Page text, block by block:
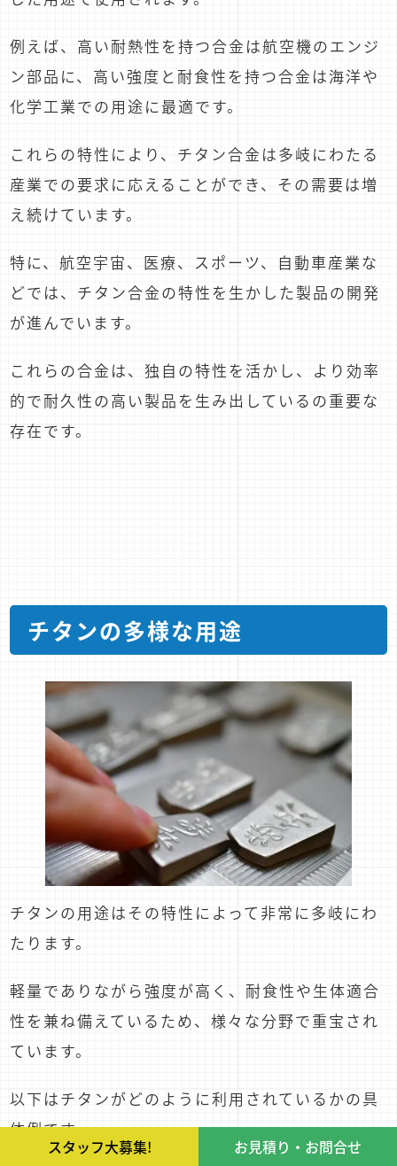
例えば、高い耐熱性を持つ合金は航空機のエンジ
ン部品に、高い強度と耐食性を持つ合金は海洋や
化学工業での用途に最適です。
これらの特性により、チタン合金は多岐にわたる
産業での要求に応えることができ、その需要は増
え続けています。
特に、航空宇宙、医療、スポーツ、自動車産業な
どでは、チタン合金の特性を生かした製品の開発
が進んでいます。
これらの合金は、独自の特性を活かし、より効率
的で耐久性の高い製品を生み出しているの重要な
存在です。
チタンの多様な用途
チタンの用途はその特性によって非常に多岐にわ
たります。
軽量でありながら強度が高く、耐食性や生体適合
性を兼ね備えているため、様々な分野で重宝され
ています。
以下はチタンがどのように利用されているかの具
体例です。
スタッフ大募集! お見積り・お問合せ